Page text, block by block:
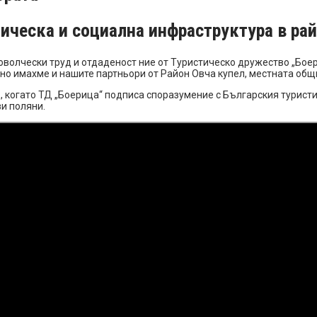
и социална инфраструктура в
труд и отдаденост ние от Туристическо дружество
имахме и нашите партньори от Район Овча купел, местната
ТД „Боерица“ подписа споразумение с Българския
поляни.